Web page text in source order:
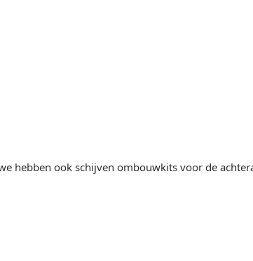
hebben ook schijven ombouwkits voor de